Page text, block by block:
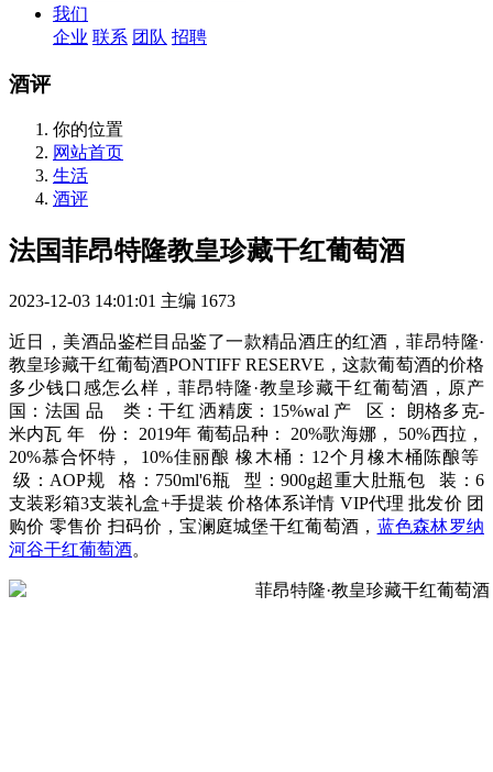
我们
企业 联系 团队 招聘
酒评
你的位置
网站首页
生活
酒评
法国菲昂特隆教皇珍藏干红葡萄酒
2023-12-03 14:01:01 主编 1673
近日，美酒品鉴栏目品鉴了一款精品酒庄的红酒，菲昂特隆·
教皇珍藏干红葡萄酒PONTIFF RESERVE，这款葡萄酒的价格
多少钱口感怎么样，菲昂特隆·教皇珍藏干红葡萄酒，原产
国：法国 品 类：干红 洒精废：15%wal 产 区： 朗格多克-
米内瓦 年 份： 2019年 葡萄品种： 20%歌海娜， 50%西拉，
20%慕合怀特， 10%佳丽酿 橡木桶：12个月橡木桶陈酿等
级：AOP规 格：750ml'6瓶 型：900g超重大肚瓶包 装：6
支装彩箱3支装礼盒+手提装 价格体系详情 VIP代理 批发价 团
购价 零售价 扫码价，宝澜庭城堡干红葡萄酒， 蓝色森林罗纳
河谷干红葡萄酒。